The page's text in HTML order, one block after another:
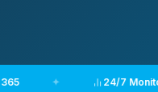
✦ 24/7